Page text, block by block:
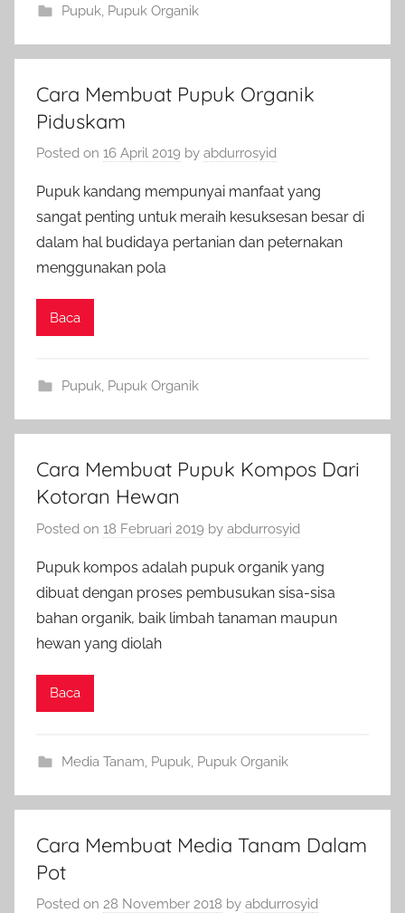
Pupuk, Pupuk Organik
Cara Membuat Pupuk Organik
Piduskam
Posted on 16 April 2019 by abdurrosyid
Pupuk kandang mempunyai manfaat yang
sangat penting untuk meraih kesuksesan besar di
dalam hal budidaya pertanian dan peternakan
menggunakan pola
Baca
Pupuk, Pupuk Organik
Cara Membuat Pupuk Kompos Dari
Kotoran Hewan
Posted on 18 Februari 2019 by abdurrosyid
Pupuk kompos adalah pupuk organik yang
dibuat dengan proses pembusukan sisa-sisa
bahan organik, baik limbah tanaman maupun
hewan yang diolah
Baca
Media Tanam Pupuk, Pupuk Organik
Cara Membuat Media Tanam Dalam
Pot
Posted on 28 November 2018 by abdurrosyid